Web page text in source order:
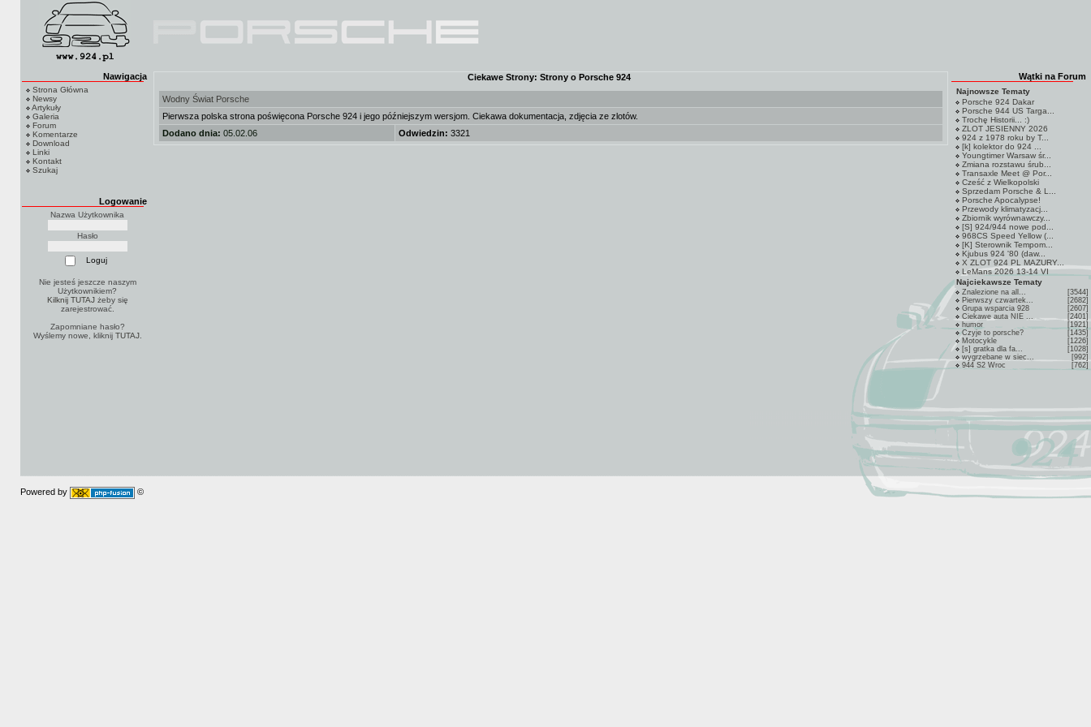
Nawigacja
Strona Główna
Newsy
Artykuły
Galeria
Forum
Komentarze
Download
Linki
Kontakt
Szukaj
Logowanie
Nazwa Użytkownika
Hasło
Nie jesteś jeszcze naszym
Użytkownikiem?
Kilknij TUTAJżeby się
zarejestrować.
Zapomniane hasło?
Wyślemy nowe, kliknij TUTAJ.
Ciekawe Strony: Strony o Porsche 924
Wodny Świat Porsche
Pierwsza polska strona poświęcona Porsche 924 i jego późniejszym wersjom. Ciekawa dokumentacja, zdjęcia ze zlotów.
Dodano dnia: 05.02.06 Odwiedzin: 3321
Wątki na Forum
Najnowsze Tematy
Porsche 924 Dakar
Porsche 944 US Targa...
Trochę Historii... :)
ZLOT JESIENNY 2026
924 z 1978 roku by T...
[k] kolektor do 924 ...
Youngtimer Warsaw śr...
Zmiana rozstawu śrub...
Transaxle Meet @ Por...
Cześć z Wielkopolski
Sprzedam Porsche & L...
Porsche Apocalypse!
Przewody klimatyzacj...
Zbiornik wyrównawczy...
[S] 924/944 nowe pod...
968CS Speed Yellow (...
[K] Sterownik Tempom...
Kjubus 924 '80 (daw...
X ZLOT 924 PL MAZURY...
LeMans 2026 13-14 VI
Najciekawsze Tematy
Znalezione na all...
[3544]
Pierwszy czwartek...
[2682]
Grupa wsparcia 928
[2607]
Ciekawe auta NIE ...
[2401]
humor
[1921]
Czyje to porsche?
[1435]
Motocykle
[1226]
[s] gratka dla fa...
[1028]
wygrzebane w siec...
[992]
944 S2 Wroc
[762]
Powered by ©